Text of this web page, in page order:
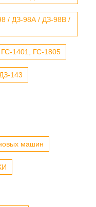
/ ДЗ-98А / ДЗ-98В /
ГС-1401, ГС-1805
143
машин